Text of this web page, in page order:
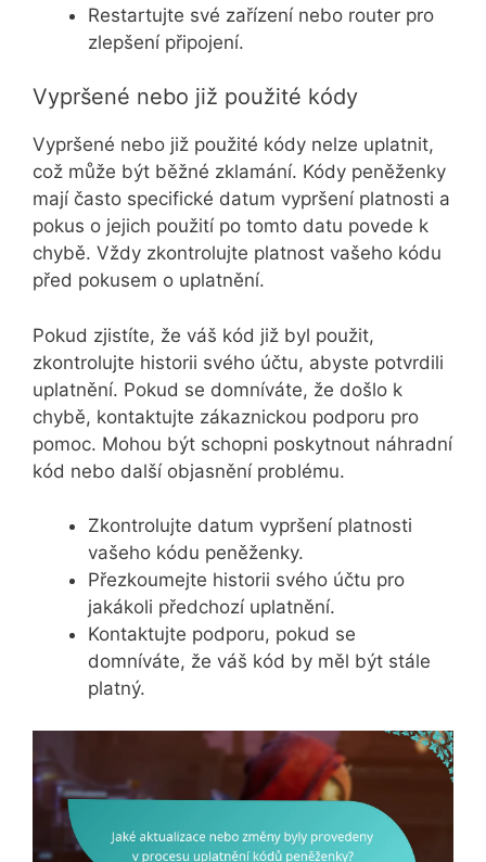
Restartujte své zařízení nebo router pro
zlepšení připojení.
Vypršené nebo již použité kódy
Vypršené nebo již použité kódy nelze uplatnit,
což může být běžné zklamání. Kódy peněženky
mají často specifické datum vypršení platnosti a
pokus o jejich použití po tomto datu povede k
chybě. Vždy zkontrolujte platnost vašeho kódu
před pokusem o uplatnění.
Pokud zjistíte, že váš kód již byl použit,
zkontrolujte historii svého účtu, abyste potvrdili
uplatnění. Pokud se domníváte, že došlo k
chybě, kontaktujte zákaznickou podporu pro
pomoc. Mohou být schopni poskytnout náhradní
kód nebo další objasnění problému.
Zkontrolujte datum vypršení platnosti
vašeho kódu peněženky.
Přezkoumejte historii svého účtu pro
jakákoli předchozí uplatnění.
Kontaktujte podporu, pokud se
domníváte, že váš kód by měl být stále
platný.